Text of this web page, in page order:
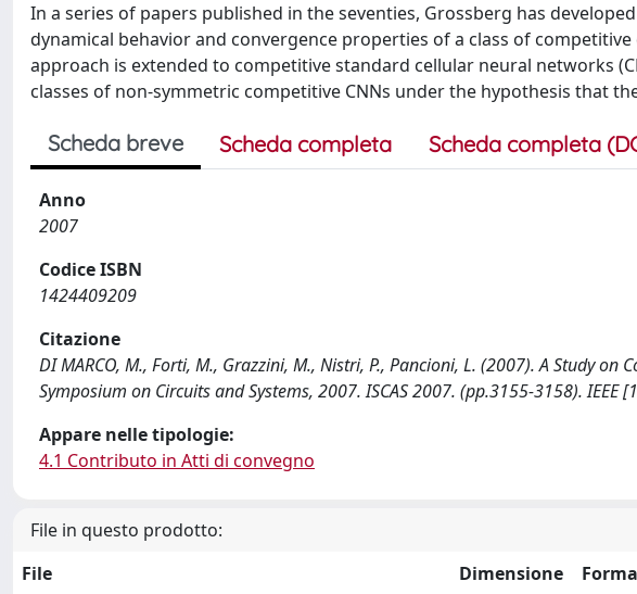
In a series of papers published in the seventies, Grossberg has
dynamical behavior and convergence properties of a class of
approach is extended to competitive standard cellular neural networks
classes of non-symmetric competitive CNNs under the hypothesis that
Scheda breve Scheda completa Scheda completa
Anno
2007
Codice ISBN
1424409209
Citazione
DI MARCO, M., Forti, M., Grazzini, M., Nistri, P., Pancioni, L. (2007). A Study on
Symposium on Circuits and Systems, 2007. ISCAS 2007. (pp.3155-3158). IEEE
Appare nelle tipologie:
4.1 Contributo in Atti di convegno
File in questo prodotto:
File
Dimensione